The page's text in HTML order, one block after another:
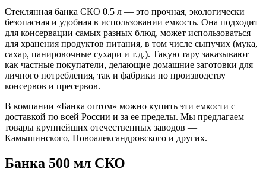
Стеклянная банка СКО 0.5 л — это прочная, экологически
безопасная и удобная в использовании емкость. Она подходит
для консервации самых разных блюд, может использоваться
для хранения продуктов питания, в том числе сыпучих (мука,
сахар, панировочные сухари и т.д.). Такую тару заказывают
как частные покупатели, делающие домашние заготовки для
личного потребления, так и фабрики по производству
консервов и пресервов.
В компании «Банка оптом» можно купить эти емкости с
доставкой по всей России и за ее пределы. Мы предлагаем
товары крупнейших отечественных заводов —
Камышинского, Новоалександровского и других.
Банка 500 мл СКО